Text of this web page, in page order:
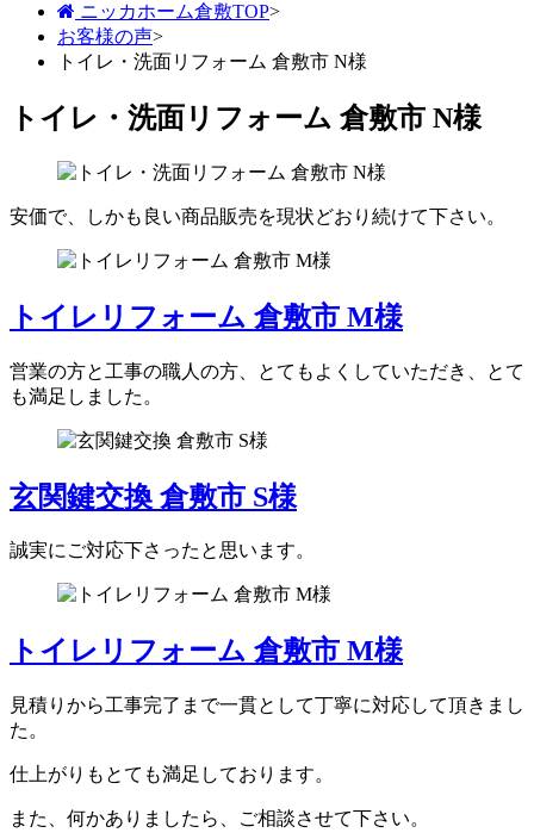
ニッカホーム倉敷TOP>
お客様の声>
トイレ・洗面リフォーム 倉敷市 N様
トイレ・洗面リフォーム 倉敷市 N様
安価で、しかも良い商品販売を現状どおり続けて下さい。
トイレリフォーム 倉敷市 M様
営業の方と工事の職人の方、とてもよくしていただき、とて
も満足しました。
玄関鍵交換 倉敷市 S様
誠実にご対応下さったと思います。
トイレリフォーム 倉敷市 M様
見積りから工事完了まで一貫として丁寧に対応して頂きまし
た。
仕上がりもとても満足しております。
また、何かありましたら、ご相談させて下さい。